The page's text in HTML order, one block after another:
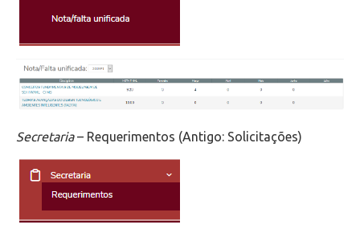
Secretaria– Requerimentos (Antigo: Solicitações)